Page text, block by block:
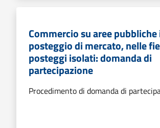
Commercio su aree pubbliche
posteggio di mercato, nelle
posteggi isolati: domanda di
partecipazione
Procedimento di domanda di